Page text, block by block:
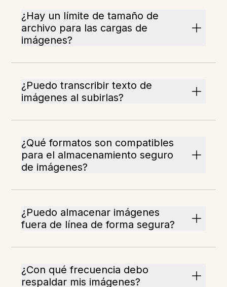
¿Hay un límite de tamaño de
archivo para las cargas de
imágenes?
¿Puedo transcribir texto de
imágenes al subirlas?
¿Qué formatos son compatibles
para el almacenamiento seguro
de imágenes?
¿Puedo almacenar imágenes
fuera de línea de forma segura?
¿Con qué frecuencia debo
respaldar mis imágenes?